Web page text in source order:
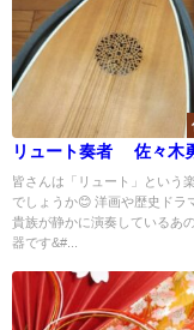
リュート奏者 佐々木
皆さんは「リュート」という
でしょうか😊 洋画や歴史ドラ
貴族が静かに演奏しているあ
器です&#...